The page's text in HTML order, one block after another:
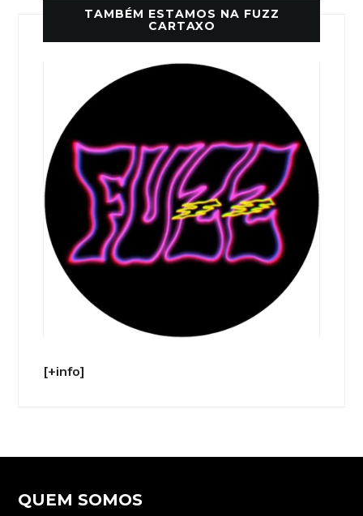
TAMBÉM ESTAMOS NA FUZZ
CARTAXO
[+info]
QUEM SOMOS